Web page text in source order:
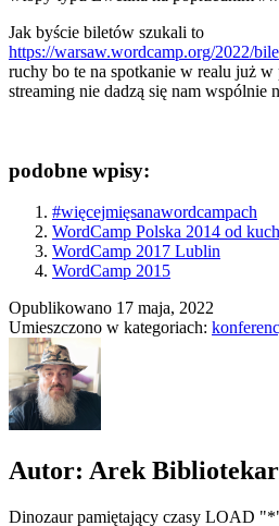
Jak byście biletów szukali to
https://warsaw.wordcamp.org/2022/
ruchy bo te na spotkanie w realu już w
streaming nie dadzą się nam wspólnie
podobne wpisy:
#więcejmięsanawordcampach
WordCamp Polska 2014 od
WordCamp 2017 Lublin
WordCamp 2015
Opublikowano 17 maja, 2022
Umieszczono w kategoriach:
Autor: Arek
Dinozaur pamiętający czasy LOAD